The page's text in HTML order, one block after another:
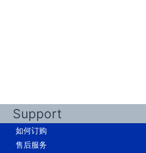
Support
如何订购
售后服务